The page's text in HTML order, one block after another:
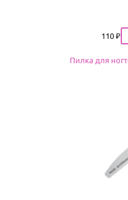
Цена
110 ₽
Пилка для